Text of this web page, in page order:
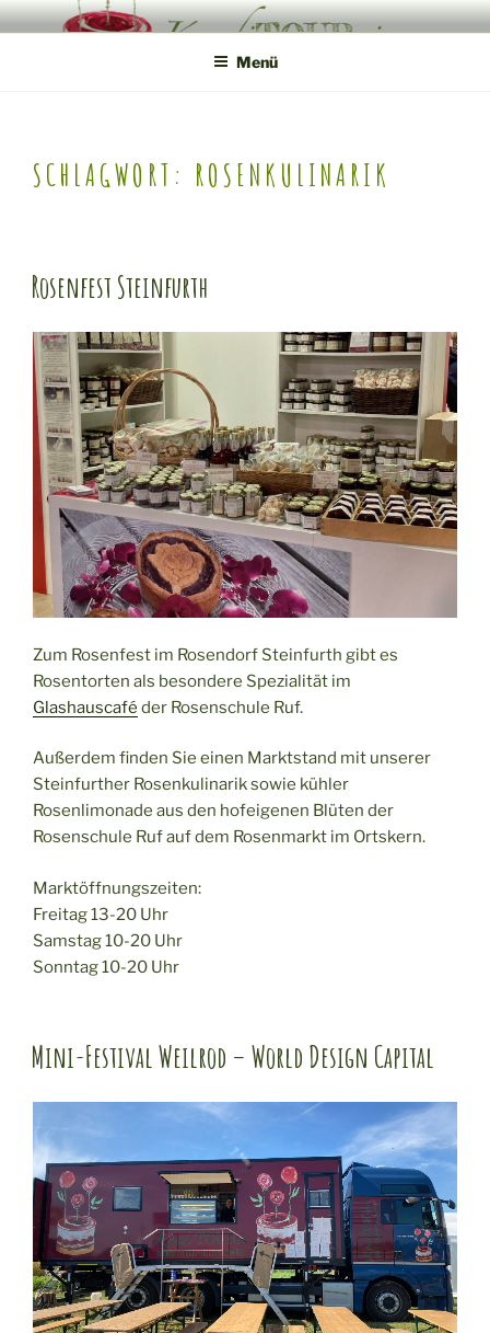
Zum
InhaltKONDITOUREI
Mobile Produktveredlung am Hof
Menü
SCHLAGWORT: ROSENKULINARIK
Rosenfest Steinfurth
Zum Rosenfest im Rosendorf Steinfurth gibt es
Rosentorten als besondere Spezialität im
Glashauscafé der Rosenschule Ruf.
Außerdem finden Sie einen Marktstand mit unserer
Steinfurther Rosenkulinarik sowie kühler
Rosenlimonade aus den hofeigenen Blüten der
Rosenschule Ruf auf dem Rosenmarkt im Ortskern.
Marktöffnungszeiten:
Freitag 13-20 Uhr
Samstag 10-20 Uhr
Sonntag 10-20 Uhr
Mini-Festival Weilrod – World Design Capital